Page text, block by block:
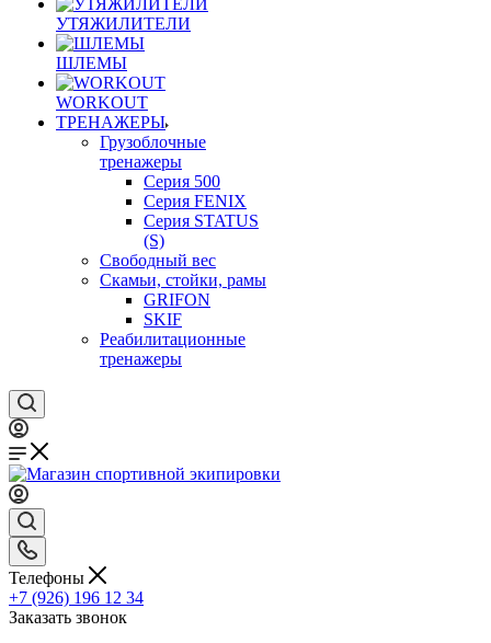
УТЯЖИЛИТЕЛИ
ШЛЕМЫ
WORKOUT
ТРЕНАЖЕРЫ
Грузоблочные
тренажеры
Серия 500
Серия FENIX
Серия STATUS
(S)
Свободный вес
Скамьи, стойки, рамы
GRIFON
SKIF
Реабилитационные
тренажеры
Телефоны
+7 (926) 196 12 34
Заказать звонок